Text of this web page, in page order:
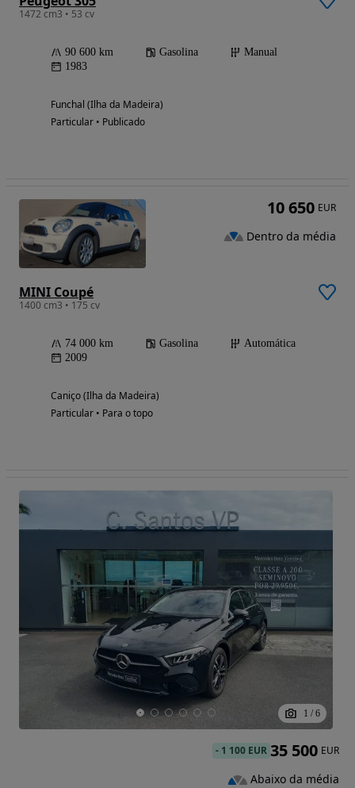
1472 cm3 • 53 cv
90 600 km Gasolina
Manual
1983
Funchal (Ilha da Madeira)
Particular • Publicado
MINI Coupé
1400 cm3 • 175 cv
74 000 km Gasolina
Automática
2009
Caniço (Ilha da Madeira)
Particular • Para o topo
10 650 EUR
Dentro da média
1 / 6
- 1 100 EUR 35 500 EUR
Abaixo da média